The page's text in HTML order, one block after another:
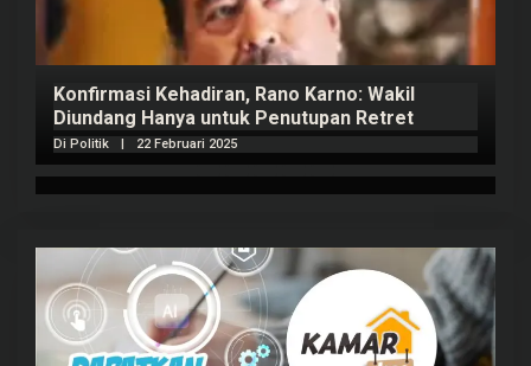
Konfirmasi Kehadiran, Rano Karno: Wakil
Diundang Hanya untuk Penutupan Retret
Di Politik 22 Februari 2025